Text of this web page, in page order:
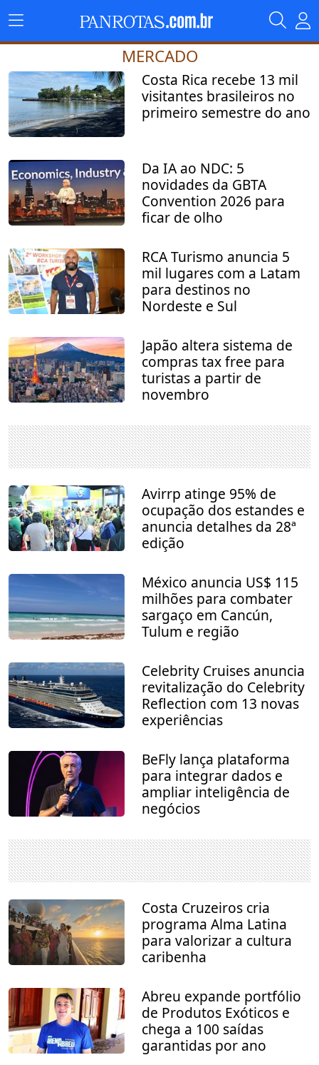
MERCADO
Costa Rica recebe 13 mil
visitantes brasileiros no
primeiro semestre do ano
Da IA ao NDC: 5
novidades da GBTA
Convention 2026 para
ficar de olho
RCA Turismo anuncia 5
mil lugares com a Latam
para destinos no
Nordeste e Sul
Japão altera sistema de
compras tax free para
turistas a partir de
novembro
Avirrp atinge 95% de
ocupação dos estandes e
anuncia detalhes da 28ª
edição
México anuncia US$ 115
milhões para combater
sargaço em Cancún,
Tulum e região
Celebrity Cruises anuncia
revitalização do Celebrity
Reflection com 13 novas
experiências
BeFly lança plataforma
para integrar dados e
ampliar inteligência de
negócios
Costa Cruzeiros cria
programa Alma Latina
para valorizar a cultura
caribenha
Abreu expande portfólio
de Produtos Exóticos e
chega a 100 saídas
garantidas por ano